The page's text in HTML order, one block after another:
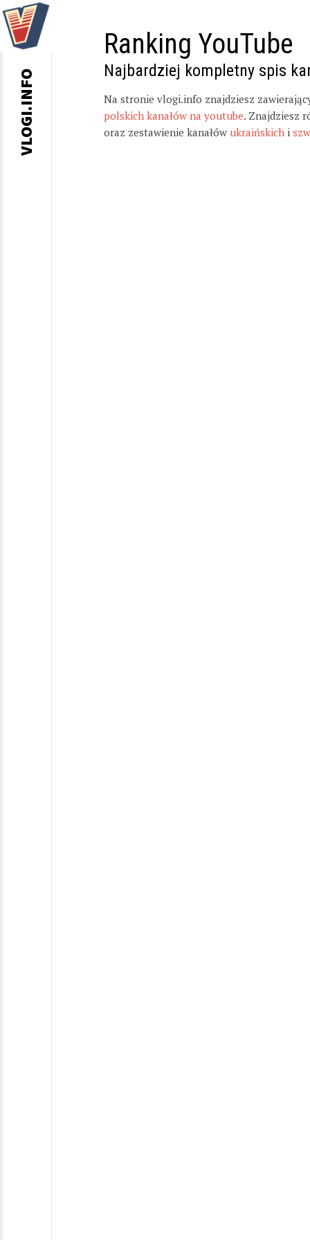
Ranking YouTube
Najbardziej kompletny spis
Na stronie vlogi.info znajdziesz
polskich kanałów na youtube. Znajdziesz
oraz zestawienie kanałów ukraińskich i
VLOGI.INFO